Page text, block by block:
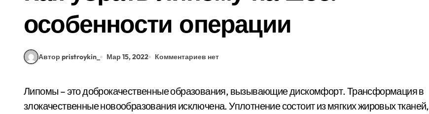
особенности операции
Автор pristroykin_ Мар 15, 2022 Комментариев нет
Липомы – это доброкачественные образования, вызывающие дискомфорт. Трансформация в
злокачественные новообразования исключена. Уплотнение состоит из мягких жировых тканей,